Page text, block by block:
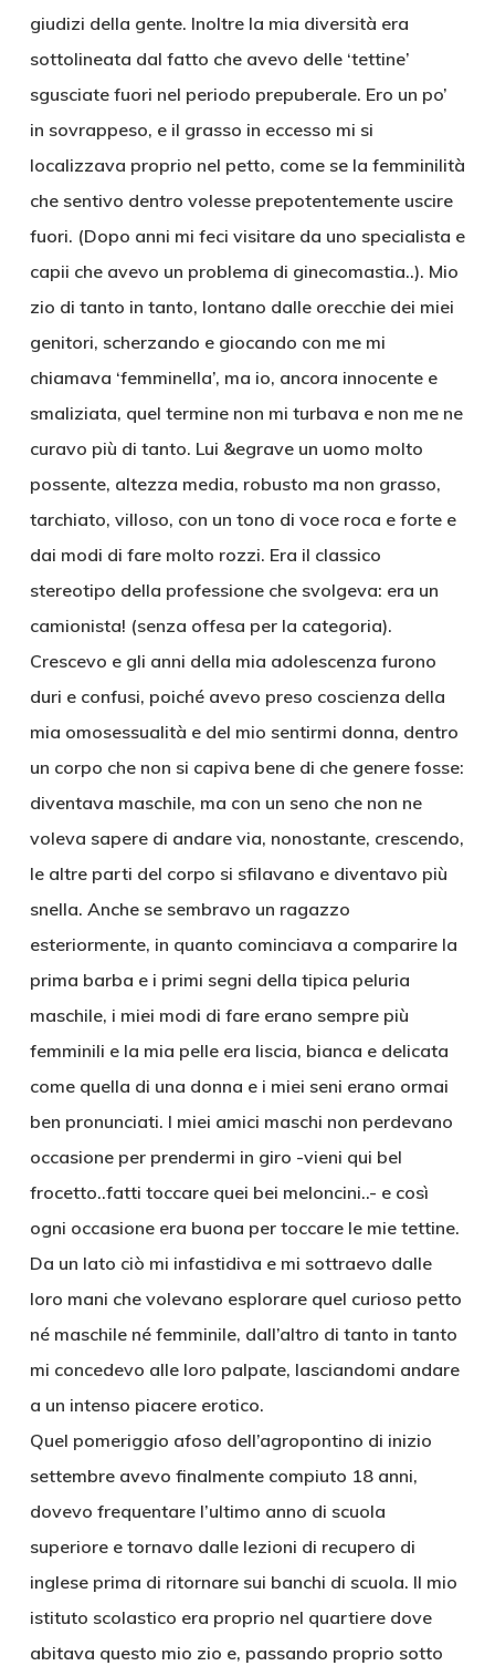
giudizi della gente. Inoltre la mia diversità era
sottolineata dal fatto che avevo delle ‘tettine’
sgusciate fuori nel periodo prepuberale. Ero un po’
in sovrappeso, e il grasso in eccesso mi si
localizzava proprio nel petto, come se la femminilità
che sentivo dentro volesse prepotentemente uscire
fuori. (Dopo anni mi feci visitare da uno specialista e
capii che avevo un problema di ginecomastia..). Mio
zio di tanto in tanto, lontano dalle orecchie dei miei
genitori, scherzando e giocando con me mi
chiamava ‘femminella’, ma io, ancora innocente e
smaliziata, quel termine non mi turbava e non me ne
curavo più di tanto. Lui &egrave un uomo molto
possente, altezza media, robusto ma non grasso,
tarchiato, villoso, con un tono di voce roca e forte e
dai modi di fare molto rozzi. Era il classico
stereotipo della professione che svolgeva: era un
camionista! (senza offesa per la categoria).
Crescevo e gli anni della mia adolescenza furono
duri e confusi, poiché avevo preso coscienza della
mia omosessualità e del mio sentirmi donna, dentro
un corpo che non si capiva bene di che genere fosse:
diventava maschile, ma con un seno che non ne
voleva sapere di andare via, nonostante, crescendo,
le altre parti del corpo si sfilavano e diventavo più
snella. Anche se sembravo un ragazzo
esteriormente, in quanto cominciava a comparire la
prima barba e i primi segni della tipica peluria
maschile, i miei modi di fare erano sempre più
femminili e la mia pelle era liscia, bianca e delicata
come quella di una donna e i miei seni erano ormai
ben pronunciati. I miei amici maschi non perdevano
occasione per prendermi in giro -vieni qui bel
frocetto..fatti toccare quei bei meloncini..- e così
ogni occasione era buona per toccare le mie tettine.
Da un lato ciò mi infastidiva e mi sottraevo dalle
loro mani che volevano esplorare quel curioso petto
né maschile né femminile, dall’altro di tanto in tanto
mi concedevo alle loro palpate, lasciandomi andare
a un intenso piacere erotico.
Quel pomeriggio afoso dell’agropontino di inizio
settembre avevo finalmente compiuto 18 anni,
dovevo frequentare l’ultimo anno di scuola
superiore e tornavo dalle lezioni di recupero di
inglese prima di ritornare sui banchi di scuola. Il mio
istituto scolastico era proprio nel quartiere dove
abitava questo mio zio e, passando proprio sotto